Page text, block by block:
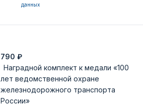
данных
790 ₽
Наградной комплект к медали «100
лет ведомственной охране
железнодорожного транспорта
России»